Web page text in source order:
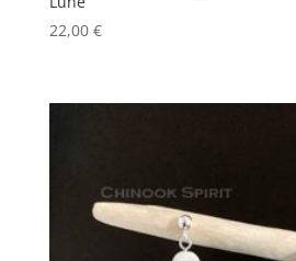
22,00 €